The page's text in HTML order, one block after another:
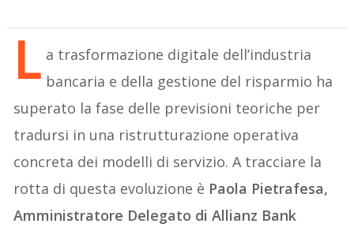
L a trasformazione digitale dell’industria
bancaria e della gestione del risparmio ha
superato la fase delle previsioni teoriche per
tradursi in una ristrutturazione operativa
concreta dei modelli di servizio. A tracciare la
rotta di questa evoluzione è Paola Pietrafesa,
Amministratore Delegato di Allianz Bank